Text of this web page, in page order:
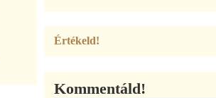
Értékeld!
Kommentáld!